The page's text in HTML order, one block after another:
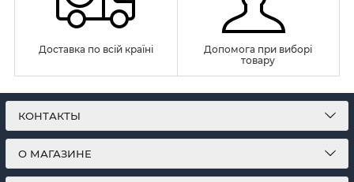
Доставка по всій країні
Допомога при виборі
товару
КОНТАКТЫ
О МАГАЗИНЕ